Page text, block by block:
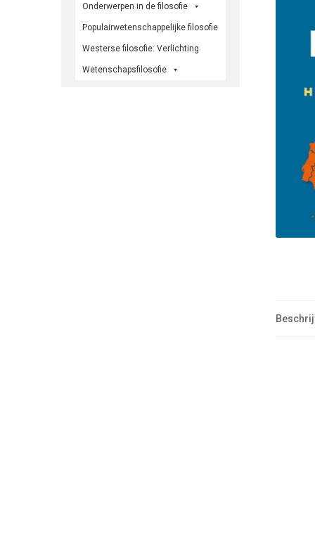
Onderwerpen in de filosofie
Populairwetenschappelijke filosofie
Westerse filosofie: Verlichting
Wetenschapsfilosofie